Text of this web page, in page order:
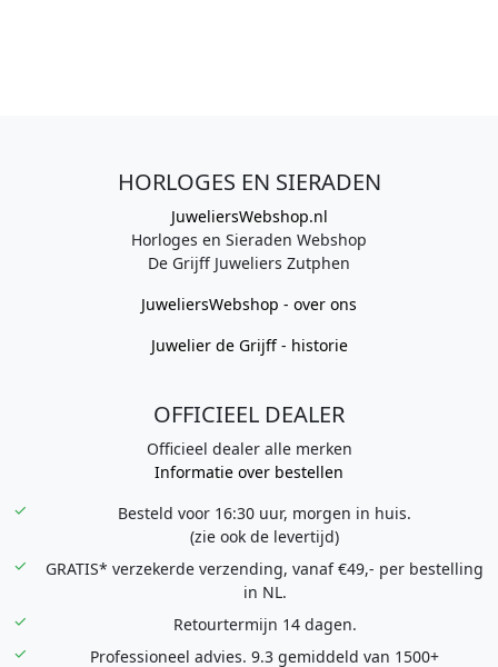
HORLOGES EN SIERADEN
JuweliersWebshop.nl
Horloges en Sieraden Webshop
De Grijff Juweliers Zutphen
JuweliersWebshop - over ons
Juwelier de Grijff - historie
OFFICIEEL DEALER
Officieel dealer alle merken
Informatie over bestellen
Besteld voor 16:30 uur, morgen in huis.
(zie ook de levertijd)
GRATIS* verzekerde verzending, vanaf €49,- per bestelling
in NL.
Retourtermijn 14 dagen.
Professioneel advies. 9.3 gemiddeld van 1500+